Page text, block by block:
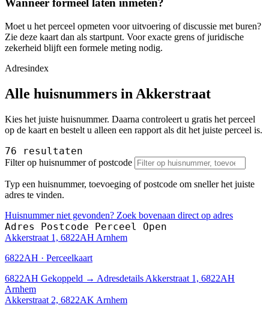
Wanneer formeel laten inmeten?
Moet u het perceel opmeten voor uitvoering of discussie met buren?
Zie deze kaart dan als startpunt. Voor exacte grens of juridische
zekerheid blijft een formele meting nodig.
Adresindex
Alle huisnummers in Akkerstraat
Kies het juiste huisnummer. Daarna controleert u gratis het perceel
op de kaart en bestelt u alleen een rapport als dit het juiste perceel is.
76 resultaten
Filter op huisnummer of postcode
Typ een huisnummer, toevoeging of postcode om sneller het juiste
adres te vinden.
Huisnummer niet gevonden? Zoek bovenaan direct op adres
Adres Postcode Perceel Open
Akkerstraat 1, 6822AH Arnhem
6822AH · Perceelkaart
6822AH Gekoppeld → Adresdetails Akkerstraat 1, 6822AH
Arnhem
Akkerstraat 2, 6822AK Arnhem